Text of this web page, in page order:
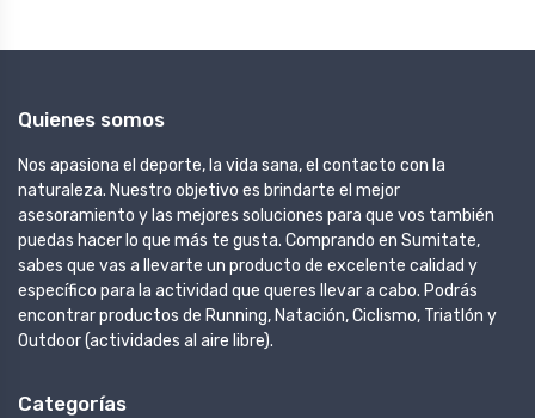
Quienes somos
Nos apasiona el deporte, la vida sana, el contacto con la
naturaleza. Nuestro objetivo es brindarte el mejor
asesoramiento y las mejores soluciones para que vos también
puedas hacer lo que más te gusta. Comprando en Sumitate,
sabes que vas a llevarte un producto de excelente calidad y
específico para la actividad que queres llevar a cabo. Podrás
encontrar productos de Running, Natación, Ciclismo, Triatlón y
Outdoor (actividades al aire libre).
Categorías